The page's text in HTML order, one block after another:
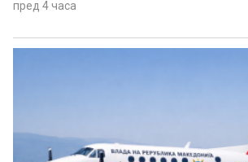
Карпалак, во кој на 8 август 2001
пред 4 часа